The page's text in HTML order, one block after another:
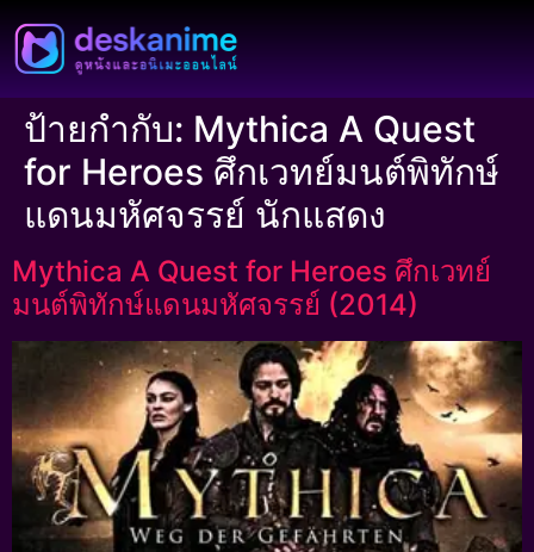
ป้ายกำกับ: Mythica A Quest
for Heroes ศึกเวทย์มนต์พิทักษ์
แดนมหัศจรรย์ นักแสดง
Mythica A Quest for Heroes ศึกเวทย์
มนต์พิทักษ์แดนมหัศจรรย์ (2014)